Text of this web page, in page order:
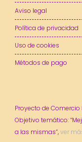
Aviso legal
Política de privacidad
Uso de cookies
Métodos de pago
Proyecto de Comercio
Objetivo temático:
a las mismas”,ver